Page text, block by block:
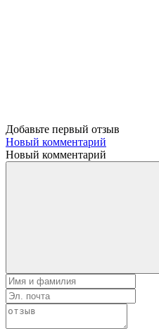
Добавьте первый отзыв
Новый комментарий
Новый комментарий